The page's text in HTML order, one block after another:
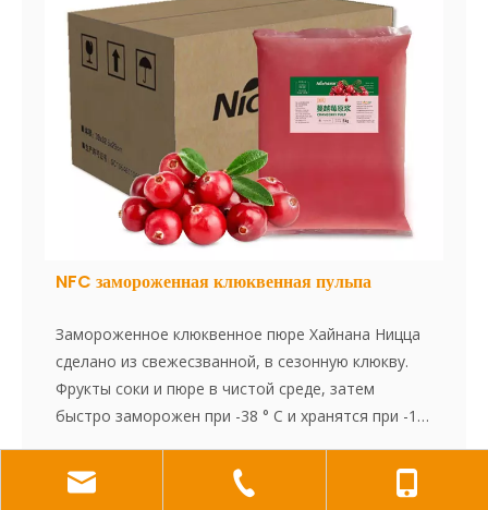
NFC замороженная клюквенная пульпа
Замороженное клюквенное пюре Хайнана Ницца
сделано из свежесзванной, в сезонную клюкву.
Фрукты соки и пюре в чистой среде, затем
быстро заморожен при -38 ° С и хранятся при -18
замораживания, завершается в течение 30
минут, что эффективно сохраняет свежий вкус и